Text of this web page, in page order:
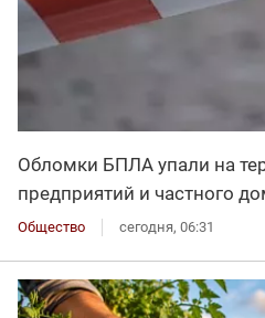
Обломки БПЛА упали на
предприятий и частного
Общество сегодня, 06:31